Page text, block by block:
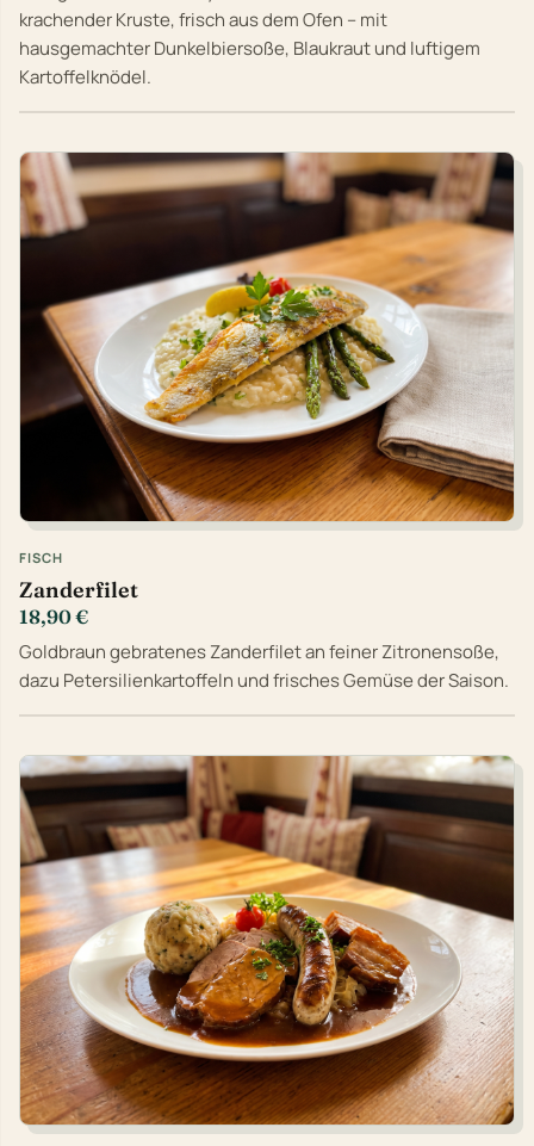
krachender Kruste, frisch aus dem Ofen – mit
hausgemachter Dunkelbiersoße, Blaukraut und luftigem
Kartoffelknödel.
FISCH
Zanderfilet
18,90 €
Goldbraun gebratenes Zanderfilet an feiner Zitronensoße,
dazu Petersilienkartoffeln und frisches Gemüse der Saison.